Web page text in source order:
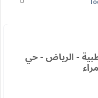
- الرياض - حي